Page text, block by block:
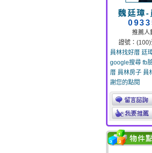
魏廷璋-
推薦人
證號：
員林找好厝 廷
google搜尋 fb
厝 員林房子 員
謝您的點閱